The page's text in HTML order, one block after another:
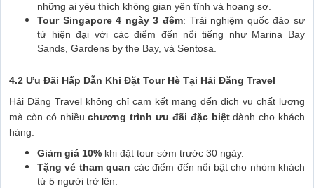
những ai yêu thích không gian yên tĩnh và hoang sơ.
Tour Singapore 4 ngày 3 đêm: Trải nghiệm quốc đảo sư
tử hiện đại với các điểm đến nổi tiếng như Marina Bay
Sands, Gardens by the Bay, và Sentosa.
4.2 Ưu Đãi Hấp Dẫn Khi Đặt Tour Hè Tại Hải Đăng Travel
Hải Đăng Travel không chỉ cam kết mang đến dịch vụ chất lượng
mà còn có nhiềuchương trình ưu đãi đặc biệtdành cho khách
hàng:
Giảm giá 10% khi đặt tour sớm trước 30 ngày.
Tặng vé tham quan các điểm đến nổi bật cho nhóm khách
từ 5 người trở lên.